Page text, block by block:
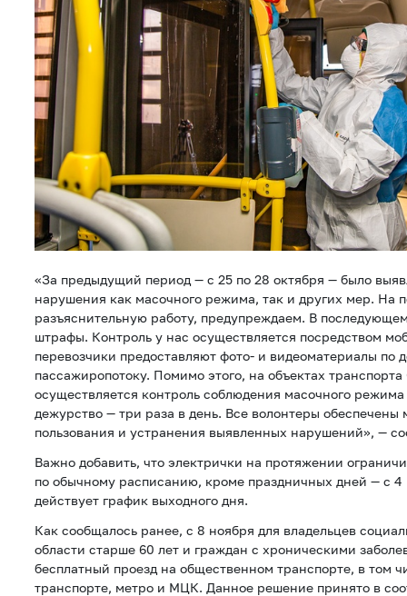
«За предыдущий период — с 25 по 28 октября — было
нарушения как масочного режима, так и других мер. На
разъяснительную работу, предупреждаем. В
штрафы. Контроль у нас осуществляется посредством
перевозчики предоставляют фото- и видеоматериалы по
пассажиропотоку. Помимо этого, на объектах
осуществляется контроль соблюдения масочного
дежурство — три раза в день. Все волонтеры обеспечены
пользования и устранения выявленных нарушений», —
Важно добавить, что электрички на протяжении
по обычному расписанию, кроме праздничных дней — с 4
действует график выходного дня.
Как сообщалось ранее, с 8 ноября для владельцев
области старше 60 лет и граждан с хроническими
бесплатный проезд на общественном транспорте, в том
транспорте, метро и МЦК. Данное решение принято в